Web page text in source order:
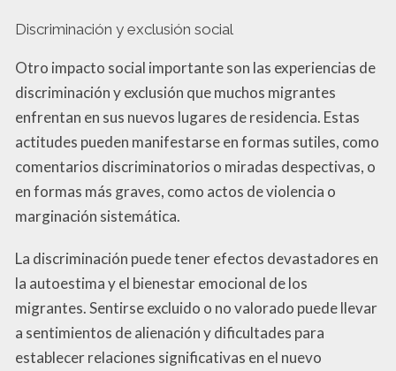
Discriminación y exclusión social
Otro impacto social importante son las experiencias de
discriminación y exclusión que muchos migrantes
enfrentan en sus nuevos lugares de residencia. Estas
actitudes pueden manifestarse en formas sutiles, como
comentarios discriminatorios o miradas despectivas, o
en formas más graves, como actos de violencia o
marginación sistemática.
La discriminación puede tener efectos devastadores en
la autoestima y el bienestar emocional de los
migrantes. Sentirse excluido o no valorado puede llevar
a sentimientos de alienación y dificultades para
establecer relaciones significativas en el nuevo